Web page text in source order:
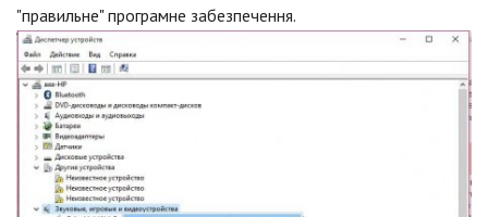
"правильне" програмне забезпечення.